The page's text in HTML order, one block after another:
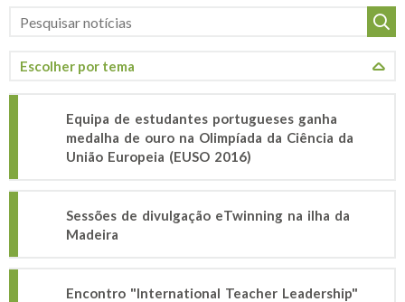
Equipa de estudantes portugueses ganha
medalha de ouro na Olimpíada da Ciência da
União Europeia (EUSO 2016)
Sessões de divulgação eTwinning na ilha da
Madeira
Encontro "International Teacher Leadership"